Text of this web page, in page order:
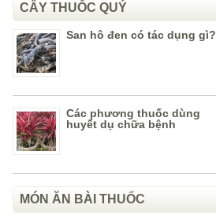
CÂY THUỐC QUÝ
San hô đen có tác dụng gì?
Các phương thuốc dùng
huyết dụ chữa bệnh
MÓN ĂN BÀI THUỐC